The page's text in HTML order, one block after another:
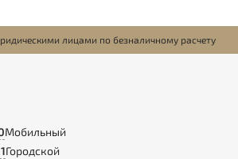
лицами по безналичному расчету
Мобильный
Городской